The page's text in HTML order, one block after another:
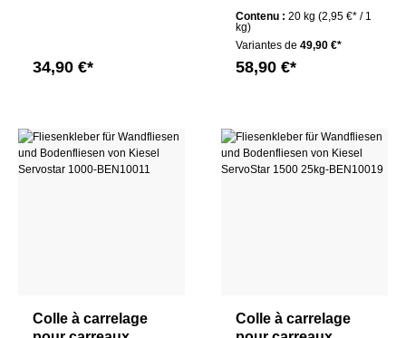
34,90 €*
schnell SuperTec
20Kg
Contenu : 20 kg (2,95 €* / 1
kg)
Variantes de 49,90 €*
58,90 €*
Colle à carrelage
Colle à carrelage